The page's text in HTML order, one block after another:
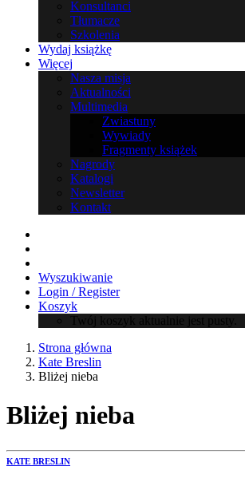
Konsultanci
Tłumacze
Szkolenia
Wydaj książkę
Więcej
Nasza misja
Aktualności
Multimedia
Zwiastuny
Wywiady
Fragmenty książek
Nagrody
Katalogi
Newsletter
Kontakt
Wyszukiwanie
Login / Register
Koszyk
Twój koszyk aktualnie jest pusty.
Strona główna
Kate Breslin
Bliżej nieba
Bliżej nieba
KATE BRESLIN